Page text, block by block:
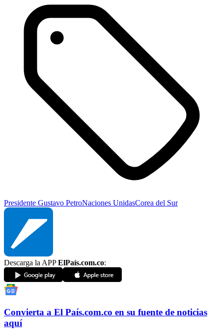
Presidente Gustavo PetroNaciones UnidasCorea del Sur
Descarga la APPElPaís.com.co:
Convierta a El País.com.co en su fuente de noticias
aquí